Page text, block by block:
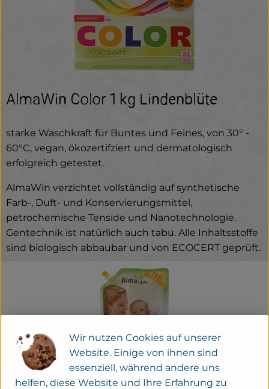
AlmaWin Color 1 kg Lindenblüte
starke Waschkraft für Buntes und Feines, von 30° -
60°C, vegan, ökozertifziert und dermatologisch
erfolgreich getestet.
AlmaWin verzichtet vollständig auf synthetische
Farb-, Duft- und Konservierungsmittel,
petrochemische Tenside und Nanotechnologie.
Gentechnik ist natürlich auch tabu. Alle Inhaltsstoffe
sind biologisch abbaubar und von ECOCERT geprüft.
Wir nutzen Cookies auf unserer
Website. Einige von ihnen sind
essenziell, während andere uns
helfen, diese Website und Ihre Erfahrung zu